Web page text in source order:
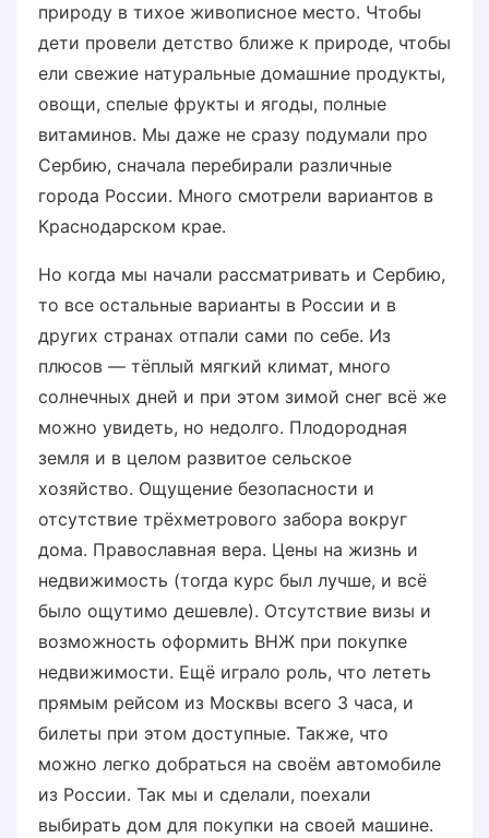
природу в тихое живописное место. Чтобы
дети провели детство ближе к природе, чтобы
ели свежие натуральные домашние продукты,
овощи, спелые фрукты и ягоды, полные
витаминов. Мы даже не сразу подумали про
Сербию, сначала перебирали различные
города России. Много смотрели вариантов в
Краснодарском крае.
Но когда мы начали рассматривать и Сербию,
то все остальные варианты в России и в
других странах отпали сами по себе. Из
плюсов — тёплый мягкий климат, много
солнечных дней и при этом зимой снег всё же
можно увидеть, но недолго. Плодородная
земля и в целом развитое сельское
хозяйство. Ощущение безопасности и
отсутствие трёхметрового забора вокруг
дома. Православная вера. Цены на жизнь и
недвижимость (тогда курс был лучше, и всё
было ощутимо дешевле). Отсутствие визы и
возможность оформить ВНЖ при покупке
недвижимости. Ещё играло роль, что лететь
прямым рейсом из Москвы всего 3 часа, и
билеты при этом доступные. Также, что
можно легко добраться на своём автомобиле
из России. Так мы и сделали, поехали
выбирать дом для покупки на своей машине.